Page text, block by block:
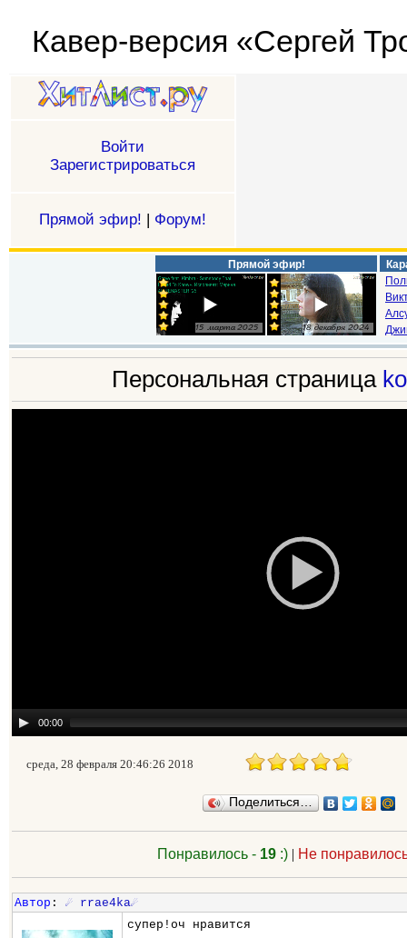
Кавер-версия «Сергей
Войти
Зарегистрироваться
Прямой эфир! | Форум!
Прямой эфир!
Персональная страница
00:00
среда, 28 февраля 20:46:26 2018
Поделиться…
Понравилось - 19 :) | Не
Автор : ☄ rrae4ka☄
супер!оч нравится